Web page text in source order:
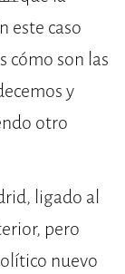
este caso
cómo son las
y
otro
ligado al
pero
nuevo